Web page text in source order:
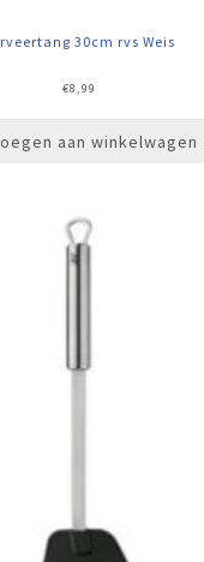
30cm rvs Weis
€8,99
aan winkelwagen